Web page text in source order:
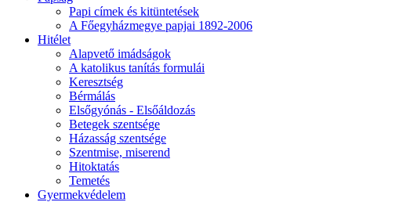
Papi címek és kitüntetések
A Főegyházmegye papjai 1892-2006
Hitélet
Alapvető imádságok
A katolikus tanítás formulái
Keresztség
Bérmálás
Elsőgyónás - Elsőáldozás
Betegek szentsége
Házasság szentsége
Szentmise, miserend
Hitoktatás
Temetés
Gyermekvédelem